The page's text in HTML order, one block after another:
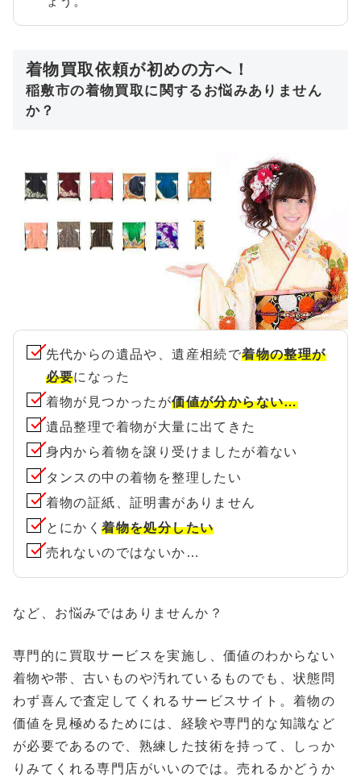
着物買取依頼が初めの方へ！
稲敷市の着物買取に関するお悩みありません
か？
先代からの遺品や、遺産相続で着物の整理が
必要になった
着物が見つかったが価値が分からない…
遺品整理で着物が大量に出てきた
身内から着物を譲り受けましたが着ない
タンスの中の着物を整理したい
着物の証紙、証明書がありません
とにかく着物を処分したい
売れないのではないか…
など、お悩みではありませんか？
専門的に買取サービスを実施し、価値のわからない
着物や帯、古いものや汚れているものでも、状態問
わず喜んで査定してくれるサービスサイト。着物の
価値を見極めるためには、経験や専門的な知識など
が必要であるので、熟練した技術を持って、しっか
りみてくれる専門店がいいのでは。売れるかどうか